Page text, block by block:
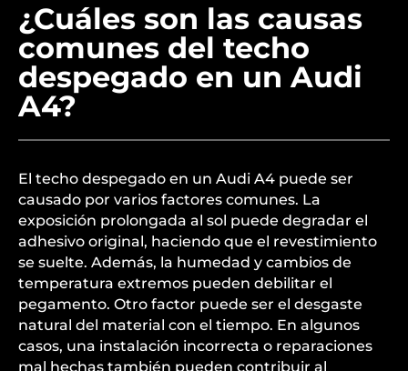
¿Cuáles son las causas
comunes del techo
despegado en un Audi
A4?
El techo despegado en un Audi A4 puede ser
causado por varios factores comunes. La
exposición prolongada al sol puede degradar el
adhesivo original, haciendo que el revestimiento
se suelte. Además, la humedad y cambios de
temperatura extremos pueden debilitar el
pegamento. Otro factor puede ser el desgaste
natural del material con el tiempo. En algunos
casos, una instalación incorrecta o reparaciones
mal hechas también pueden contribuir al